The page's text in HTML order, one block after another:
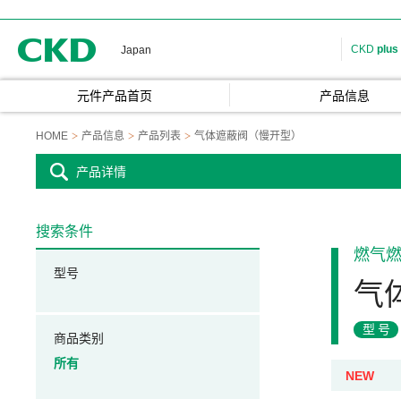
Japan CKD plus
元件产品首页 产品信息
HOME 产品信息 产品列表 气体遮蔽阀（慢开型）
产品详情
燃气
气
型号
NEW
搜索条件
型号
商品类别
所有